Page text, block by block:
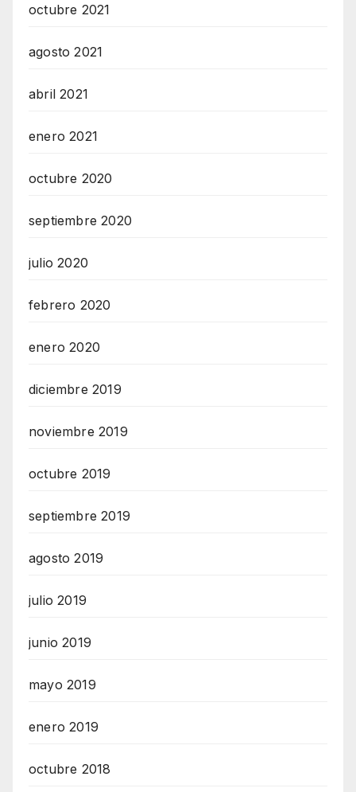
octubre 2021
agosto 2021
abril 2021
enero 2021
octubre 2020
septiembre 2020
julio 2020
febrero 2020
enero 2020
diciembre 2019
noviembre 2019
octubre 2019
septiembre 2019
agosto 2019
julio 2019
junio 2019
mayo 2019
enero 2019
octubre 2018